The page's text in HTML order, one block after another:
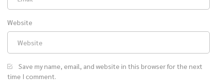
Website
Save my name, email, and website in this browser for the next
time I comment.